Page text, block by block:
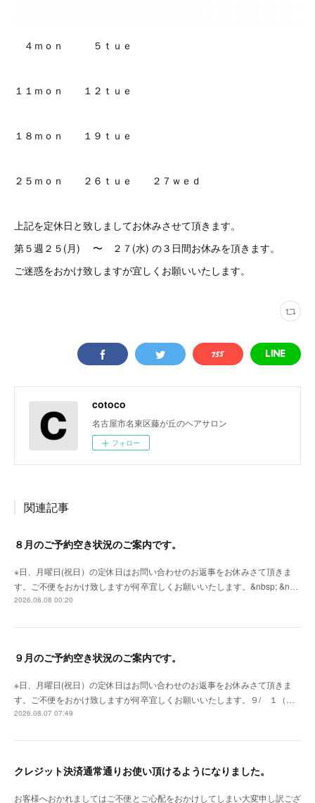
４ｍｏｎ ５ｔｕｅ
１１ｍｏｎ １２ｔｕｅ
１８ｍｏｎ １９ｔｕｅ
２５ｍｏｎ ２６ｔｕｅ ２７ｗｅｄ
上記を定休日と致しましてお休みさせて頂きます。
第５週２５(月) 〜 ２７(水) の３日間お休みを頂きます。
ご迷惑をおかけ致しますが宜しくお願いいたします。
cotoco
名古屋市名東区藤が丘のヘアサロン
フォロー
関連記事
８月のご予約空き状況のご案内です。
※日、月曜日(祝日）の定休日はお問い合わせのお返事をお休みさて頂きま
す。ご不便をおかけ致しますが何卒宜しくお願いいたします。&nbsp; &n…
2026.08.08 00:20
９月のご予約空き状況のご案内です。
※日、月曜日(祝日）の定休日はお問い合わせのお返事をお休みさて頂きま
す。ご不便をおかけ致しますが何卒宜しくお願いいたします。９/ １（…
2026.08.07 07:49
クレジット決済通常通りお使い頂けるようになりました。
お客様へおかれましてはご不便とご心配をおかけしてしまい大変申し訳ござ